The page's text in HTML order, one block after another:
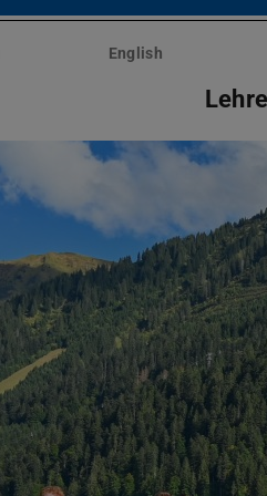
English
Lehre